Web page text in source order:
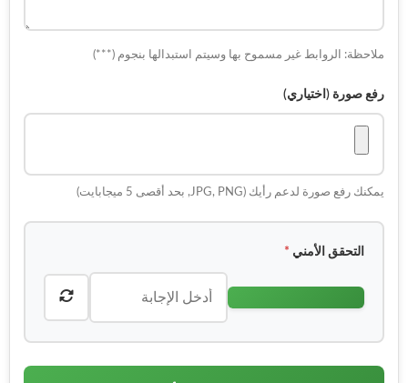
ملاحظة: الروابط غير مسموح بها وسيتم استبدالها بنجوم (***)
رفع صورة (اختياري)
يمكنك رفع صورة لدعم رأيك (JPG, PNG, بحد أقصى 5 ميجابايت)
التحقق الأمني *